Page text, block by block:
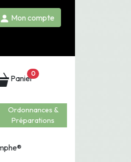
Mon compte
Panier0
Ordonnances &
Préparations